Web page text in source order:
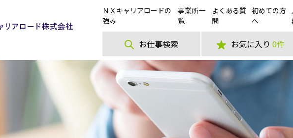
ＮＸキャリアロードの
強み
事業所一
覧
よくある質
問
初めての方
へ
お仕事検索 お気に入り 0件